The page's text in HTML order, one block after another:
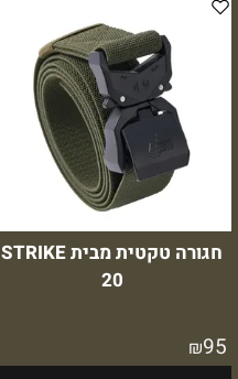
חגורה טקטית מבית STRIKE
20
₪95